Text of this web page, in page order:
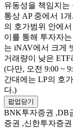
유동성을 책임지는
통상 AP 중에서 1
의 호가범위 안에
이를 통해 투자자
는 iNAV에서 크게
거래량이 낮은
(다만, 오전 9:00 ~
간대에는 LP의 호
다.)
팝업닫기
BNK투자증권 ,DB
증권 ,신한투자증